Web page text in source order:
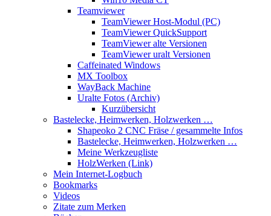
Teamviewer
TeamViewer Host-Modul (PC)
TeamViewer QuickSupport
TeamViewer alte Versionen
TeamViewer uralt Versionen
Caffeinated Windows
MX Toolbox
WayBack Machine
Uralte Fotos (Archiv)
Kurzübersicht
Bastelecke, Heimwerken, Holzwerken …
Shapeoko 2 CNC Fräse / gesammelte Infos
Bastelecke, Heimwerken, Holzwerken …
Meine Werkzeugliste
HolzWerken (Link)
Mein Internet-Logbuch
Bookmarks
Videos
Zitate zum Merken